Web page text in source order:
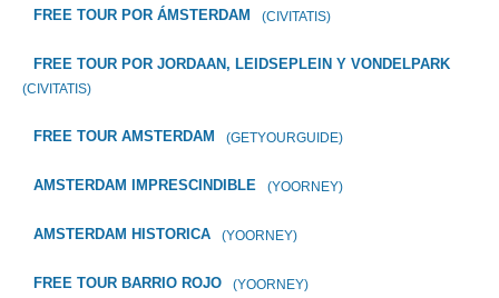
FREE TOUR POR ÁMSTERDAM (CIVITATIS)
FREE TOUR POR JORDAAN, LEIDSEPLEIN Y VONDELPARK
(CIVITATIS)
FREE TOUR AMSTERDAM (GETYOURGUIDE)
AMSTERDAM IMPRESCINDIBLE (YOORNEY)
AMSTERDAM HISTORICA (YOORNEY)
FREE TOUR BARRIO ROJO (YOORNEY)